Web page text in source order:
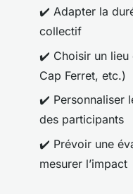
✔️ Adapter la
collectif
✔️ Choisir un lieu
Cap Ferret, etc.)
✔️ Personnaliser
des participants
✔️ Prévoir une
mesurer l’impact